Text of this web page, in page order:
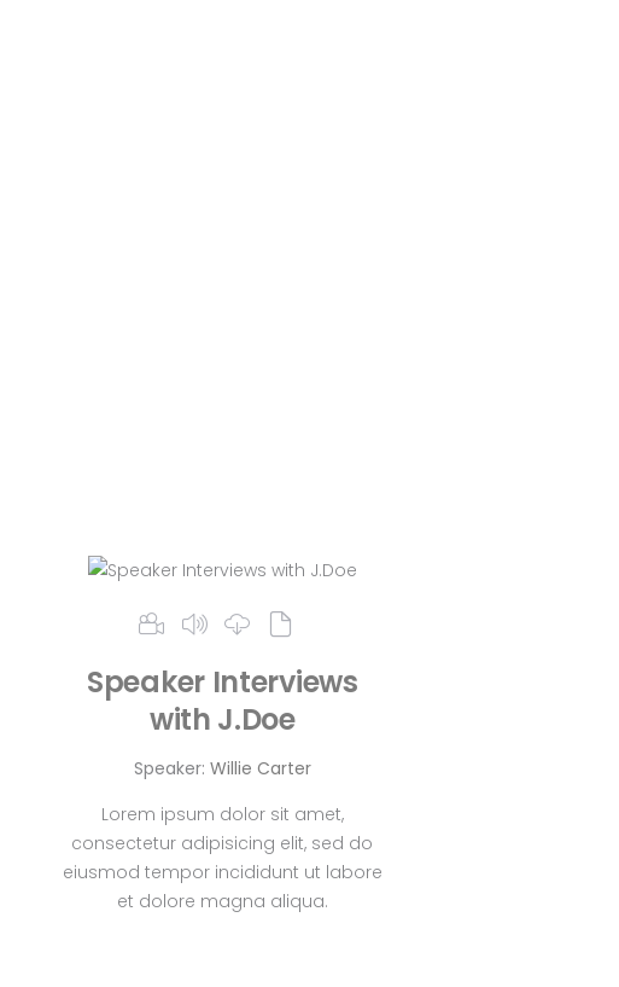
Speaker Interviews
with J.Doe
Speaker: Willie Carter
Lorem ipsum dolor sit amet,
consectetur adipisicing elit, sed do
eiusmod tempor incididunt ut labore
et dolore magna aliqua.